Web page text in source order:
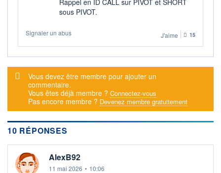
sous PIVOT.
Signaler un abus J'aime 15
Message d'alerte
Vous devez être membre pour ajouter un
commentaire.
Vous êtes déjà membre ? Connectez-vous
Pas encore membre ? Devenez membre gratuitement
10 RÉPONSES
AlexB92
11 mai 2026 • 10:06